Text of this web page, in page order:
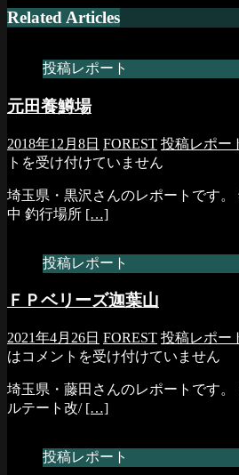
Related Articles
投稿レポート
元田養鱒場
2018年12月8日 FOREST 投稿レポー
トを受け付けていません
埼玉県・黒沢さんのレポートです。
中 釣行場所 […]
投稿レポート
ＦＰベリーズ迦葉山
2021年4月26日 FOREST 投稿レポー
はコメントを受け付けていません
埼玉県・藤田さんのレポートです
ルテート改/ […]
投稿レポート